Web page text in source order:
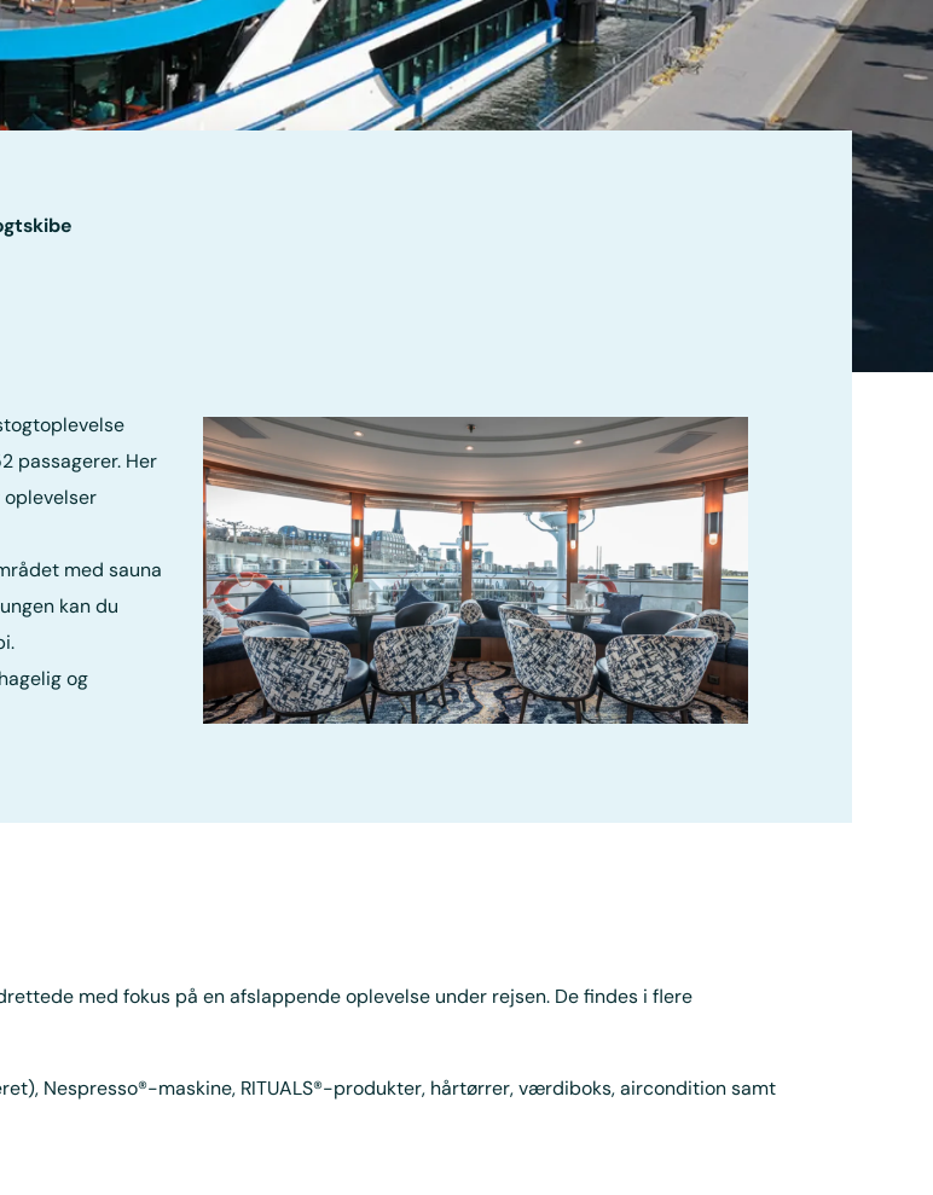
passagerer. Her
med sauna
kan du
og
med fokus på en afslappende oplevelse under rejsen. De findes i flere
Nespresso®-maskine, RITUALS®-produkter, hårtørrer, værdiboks, aircondition samt